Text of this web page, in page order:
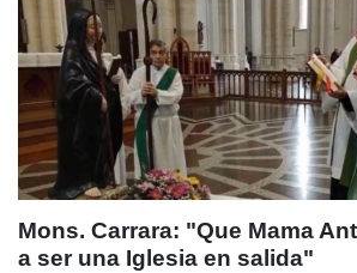
Mons. Carrara: "Que Mama
a ser una Iglesia en salida"